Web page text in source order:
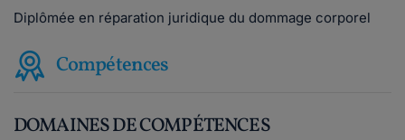
Diplômée en réparation juridique du dommage corporel
Compétences
DOMAINES DE COMPÉTENCES